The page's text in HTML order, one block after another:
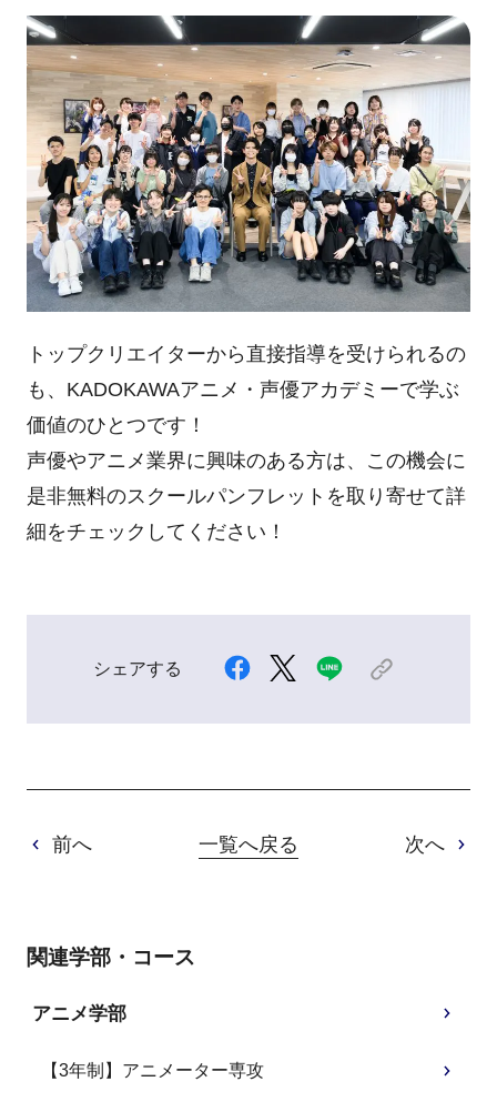
トップクリエイターから直接指導を受けられるの
も、KADOKAWAアニメ・声優アカデミーで学ぶ
価値のひとつです！
声優やアニメ業界に興味のある方は、この機会に
是非無料のスクールパンフレットを取り寄せて詳
細をチェックしてください！
シェアする
前へ 一覧へ戻る 次へ
関連学部・コース
アニメ学部
【3年制】アニメーター専攻